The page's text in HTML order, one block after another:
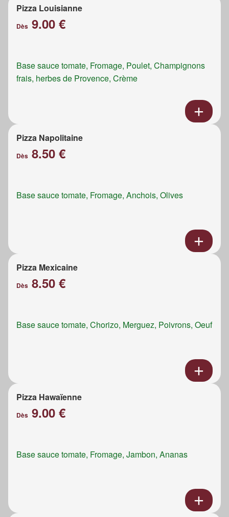
Pizza Louisianne
Dès 9.00 €
Base sauce tomate, Fromage, Poulet, Champignons
frais, herbes de Provence, Crème
Pizza Napolitaine
Dès 8.50 €
Base sauce tomate, Fromage, Anchois, Olives
Pizza Mexicaine
Dès 8.50 €
Base sauce tomate, Chorizo, Merguez, Poivrons, Oeuf
Pizza Hawaïenne
Dès 9.00 €
Base sauce tomate, Fromage, Jambon, Ananas